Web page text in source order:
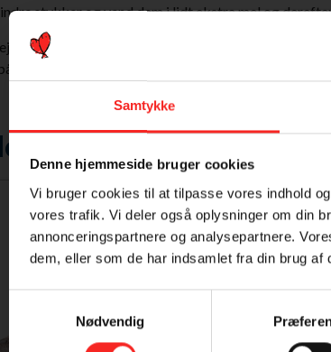
Samtykke
Denne hjemmeside bruger cookies
Vi bruger cookies til at tilpasse vores indhold
vores trafik. Vi deler også oplysninger om din
annonceringspartnere og analysepartnere.
dem, eller som de har indsamlet fra din brug af
Nødvendig
stykker og vend dem i lidt ekstra mel og
af, inden fisken kommer ned i den varme olie.
den varme olie. Læg dem herefter på et stykke
ret